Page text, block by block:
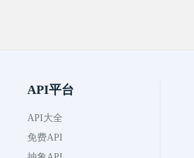
API平台
API大全
免费API